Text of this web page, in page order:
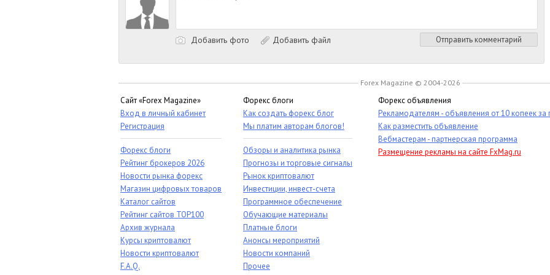
Добавить фото Добавить файл Отправить комментарий
Forex Magazine © 2004-2026
Сайт «Forex Magazine»
Вход в личный кабинет
Регистрация
Форекс блоги
Рейтинг брокеров 2026
Новости рынка форекс
Магазин цифровых товаров
Каталог сайтов
Рейтинг сайтов TOP100
Архив журнала
Курсы криптовалют
Новости криптовалют
F.A.Q.
Форекс блоги
Как создать форекс блог
Мы платим авторам блогов!
Обзоры и аналитика рынка
Прогнозы и торговые сигналы
Рынок криптовалют
Инвестиции, инвест-счета
Программное обеспечение
Обучающие материалы
Платные блоги
Анонсы мероприятий
Новости компаний
Прочее
Форекс объявления
Рекламодателям - объявления от 10 копеек за
Как разместить объявление
Вебмастерам - партнерская программа
Размещение рекламы на сайте FxMag.ru